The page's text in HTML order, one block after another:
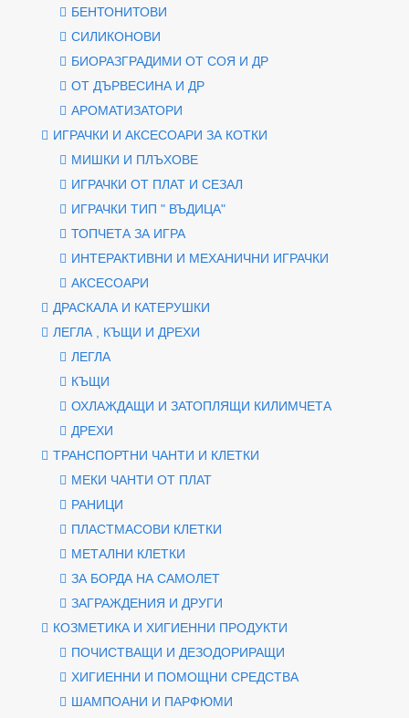
БЕНТОНИТОВИ
СИЛИКОНОВИ
БИОРАЗГРАДИМИ ОТ СОЯ И ДР
ОТ ДЪРВЕСИНА И ДР
АРОМАТИЗАТОРИ
ИГРАЧКИ И АКСЕСОАРИ ЗА КОТКИ
МИШКИ И ПЛЪХОВЕ
ИГРАЧКИ ОТ ПЛАТ И СЕЗАЛ
ИГРАЧКИ ТИП " ВЪДИЦА"
ТОПЧЕТА ЗА ИГРА
ИНТЕРАКТИВНИ И МЕХАНИЧНИ ИГРАЧКИ
АКСЕСОАРИ
ДРАСКАЛА И КАТЕРУШКИ
ЛЕГЛА , КЪЩИ И ДРЕХИ
ЛЕГЛА
КЪЩИ
ОХЛАЖДАЩИ И ЗАТОПЛЯЩИ КИЛИМЧЕТА
ДРЕХИ
ТРАНСПОРТНИ ЧАНТИ И КЛЕТКИ
МЕКИ ЧАНТИ ОТ ПЛАТ
РАНИЦИ
ПЛАСТМАСОВИ КЛЕТКИ
МЕТАЛНИ КЛЕТКИ
ЗА БОРДА НА САМОЛЕТ
ЗАГРАЖДЕНИЯ И ДРУГИ
КОЗМЕТИКА И ХИГИЕННИ ПРОДУКТИ
ПОЧИСТВАЩИ И ДЕЗОДОРИРАЩИ
ХИГИЕННИ И ПОМОЩНИ СРЕДСТВА
ШАМПОАНИ И ПАРФЮМИ